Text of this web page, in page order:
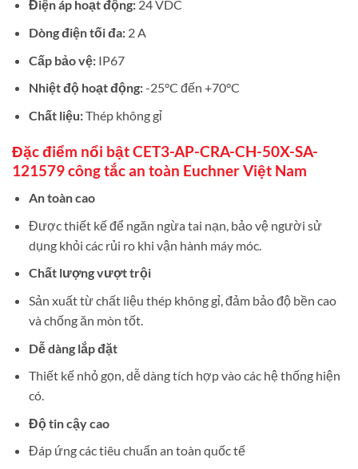
Điện áp hoạt động:24 VDC
Dòng điện tối đa:2 A
Cấp bảo vệ:IP67
Nhiệt độ hoạt động:-25°C đến +70°C
Chất liệu:Thép không gỉ
Đặc điểm nổi bật CET3-AP-CRA-CH-50X-SA-
121579 công tắc an toàn Euchner Việt Nam
An toàn cao
Được thiết kế để ngăn ngừa tai nạn, bảo vệ người sử
dụng khỏi các rủi ro khi vận hành máy móc.
Chất lượng vượt trội
Sản xuất từ chất liệu thép không gỉ, đảm bảo độ bền cao
và chống ăn mòn tốt.
Dễ dàng lắp đặt
Thiết kế nhỏ gọn, dễ dàng tích hợp vào các hệ thống hiện
có.
Độ tin cậy cao
Đáp ứng các tiêu chuẩn an toàn quốc tế